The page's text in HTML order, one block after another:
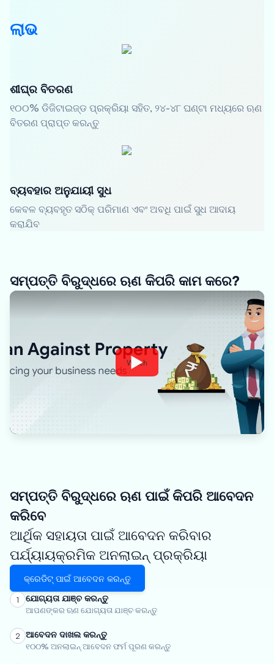
ଲାଭ
ଶୀଘ୍ର ବିତରଣ
୧୦୦% ଡିଜିଟାଇଜ୍ଡ ପ୍ରକ୍ରିୟା ସହିତ, ୨୪-୪୮ ଘଣ୍ଟା ମଧ୍ୟରେ ଋଣ
ବିତରଣ ପ୍ରାପ୍ତ କରନ୍ତୁ
ବ୍ୟବହାର ଅନୁଯାୟୀ ସୁଧ
କେବଳ ବ୍ୟବହୃତ ସଠିକ୍ ପରିମାଣ ଏବଂ ଅବଧି ପାଇଁ ସୁଧ ଆଦାୟ
କରାଯିବ
ସମ୍ପତ୍ତି ବିରୁଦ୍ଧରେ ଋଣ କିପରି କାମ କରେ?
Watch
ସମ୍ପତ୍ତି ବିରୁଦ୍ଧରେ ଋଣ ପାଇଁ କିପରି ଆବେଦନ
କରିବେ
ଆର୍ଥିକ ସହାୟତା ପାଇଁ ଆବେଦନ କରିବାର
ପର୍ଯ୍ୟାୟକ୍ରମିକ ଅନଲାଇନ୍ ପ୍ରକ୍ରିୟା
କ୍ରେଡିଟ୍ ପାଇଁ ଆବେଦନ କରନ୍ତୁ
1 ଯୋଗ୍ୟତା ଯାଞ୍ଚ କରନ୍ତୁ
ଆପଣଙ୍କର ଋଣ ଯୋଗ୍ୟତା ଯାଞ୍ଚ କରନ୍ତୁ
2 ଆବେଦନ ଦାଖଲ କରନ୍ତୁ
୧୦୦% ଅନଲାଇନ୍ ଆବେଦନ ଫର୍ମ ପୂରଣ କରନ୍ତୁ